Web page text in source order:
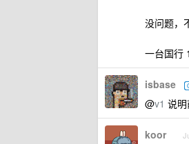
没问题，
一台国行
isbase
@v1 说
koor